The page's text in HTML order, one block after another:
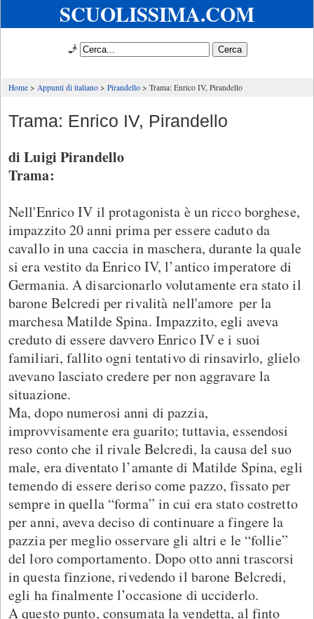
SCUOLISSIMA.COM
🧞
Home Appunti di italiano Pirandello Trama: Enrico IV, Pirandello
Trama: Enrico IV, Pirandello
di Luigi Pirandello
Trama:
Nell'Enrico IV il protagonista è un ricco borghese,
impazzito 20 anni prima per essere caduto da
cavallo in una caccia in maschera, durante la quale
si era vestito da Enrico IV, l’antico imperatore di
Germania. A disarcionarlo volutamente era stato il
barone Belcredi per rivalità nell'amore per la
marchesa Matilde Spina. Impazzito, egli aveva
creduto di essere davvero Enrico IV e i suoi
familiari, fallito ogni tentativo di rinsavirlo, glielo
avevano lasciato credere per non aggravare la
situazione.
Ma, dopo numerosi anni di pazzia,
improvvisamente era guarito; tuttavia, essendosi
reso conto che il rivale Belcredi, la causa del suo
male, era diventato l’amante di Matilde Spina, egli
temendo di essere deriso come pazzo, fissato per
sempre in quella “forma” in cui era stato costretto
per anni, aveva deciso di continuare a fingere la
pazzia per meglio osservare gli altri e le “follie”
del loro comportamento. Dopo otto anni trascorsi
in questa finzione, rivedendo il barone Belcredi,
egli ha finalmente l’occasione di ucciderlo.
A questo punto, consumata la vendetta, al finto